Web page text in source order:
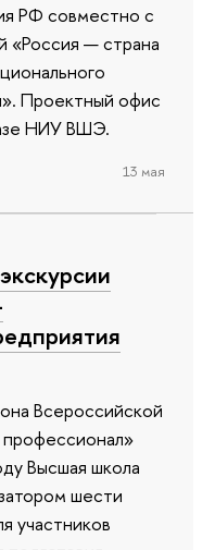
РФ совместно с
«Россия — страна
Проектный офис
НИУ ВШЭ.
13 мая
Всероссийской
Высшая школа
шести
участников